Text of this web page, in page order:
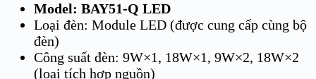
Model: BAY51-Q LED
Loại đèn: Module LED (được cung cấp cùng bộ
đèn)
Công suất đèn: 9W×1, 18W×1, 9W×2, 18W×2
(loại tích hợp nguồn)